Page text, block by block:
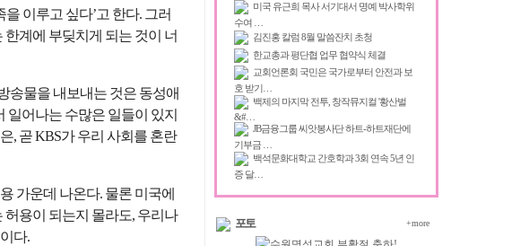
이루고 싶다’고 한다. 그러
계에 부딪치게 되는 것이 너
송물을 내보내는 것은 동성애
일어나는 수많은 일들이 있지
, 곧 KBS가 우리 사회를 혼란
가운데 나온다. 물론 미국에
용이 되는지 몰라도, 우리나
다.
미국 유근희 목사 서기대서 명예 박사학위
수여 …
김진홍 칼럼 8월 말씀잔치 초청
한교총과 평단협 업무 협약식 체결
교회언론회 국민은 국가로부터 안전과 보
호 받기…
백제의 마지막 전투, 창작뮤지컬 '황산벌
&#…
JB금융그룹 씨앗봉사단 하트-하트재단에
기부금 …
백석문화대학교 간호학과 3회 연속 5년 인
증 달…
포토 +more